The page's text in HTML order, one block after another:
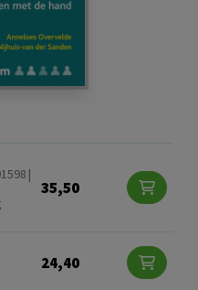
|
35,50
24,40